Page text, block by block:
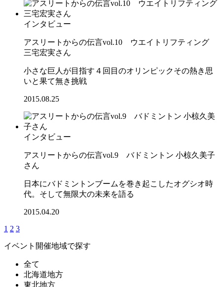
インタビュー
アスリートからの伝言vol.10 ウエイトリフティング
三宅宏実さん
小さな巨人が目指す４回目のオリンピックその熱き思
いと果て無き挑戦
2015.08.25
インタビュー
アスリートからの伝言vol.9 バドミントン 小椋久美子
さん
日本にバドミントンブームを巻き起こしたオグシオ時
代。そして無限大の未来を語る
2015.04.20
1 2 3
イベント開催地域で探す
全て
北海道地方
東北地方